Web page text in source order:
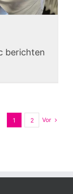
berichten
1 2 Vor